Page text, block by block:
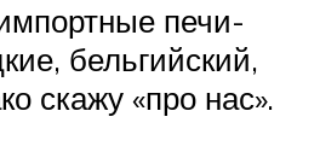
печи-
бельгийский,
скажу «про нас».